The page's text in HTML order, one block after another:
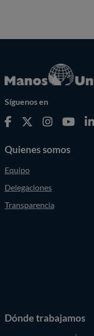
Síguenos en
Quienes somos
Equipo
Delegaciones
Transparencia
Dónde trabajamos